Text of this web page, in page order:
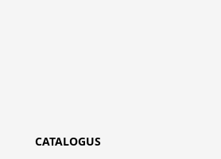
CATALOGUS